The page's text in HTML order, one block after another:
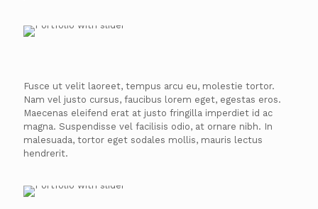
Fusce ut velit laoreet, tempus arcu eu, molestie tortor.
Nam vel justo cursus, faucibus lorem eget, egestas eros.
Maecenas eleifend erat at justo fringilla imperdiet id ac
magna. Suspendisse vel facilisis odio, at ornare nibh. In
malesuada, tortor eget sodales mollis, mauris lectus
hendrerit.